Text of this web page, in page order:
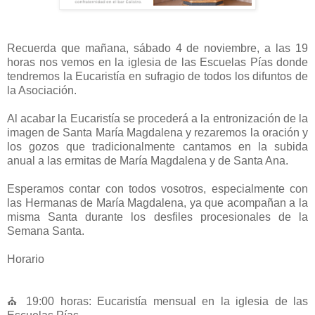
Recuerda que mañana, sábado 4 de noviembre, a las 19
horas nos vemos en la iglesia de las Escuelas Pías donde
tendremos la Eucaristía en sufragio de todos los difuntos de
la Asociación.
Al acabar la Eucaristía se procederá a la entronización de la
imagen de Santa María Magdalena y rezaremos la oración y
los gozos que tradicionalmente cantamos en la subida
anual a las ermitas de María Magdalena y de Santa Ana.
Esperamos contar con todos vosotros, especialmente con
las Hermanas de María Magdalena, ya que acompañan a la
misma Santa durante los desfiles procesionales de la
Semana Santa.
Horario
⛪ 19:00 horas: Eucaristía mensual en la iglesia de las